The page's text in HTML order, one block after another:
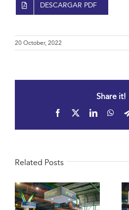
DESCARGAR PDF
20 October, 2022
Share it!
Facebook LinkedIn
Related Posts